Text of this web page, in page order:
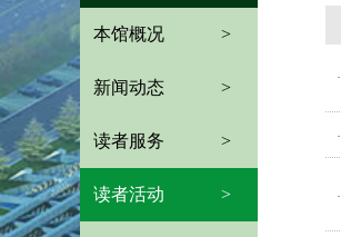
本馆概况 >
新闻动态 >
读者服务 >
读者活动 >
·
·
·